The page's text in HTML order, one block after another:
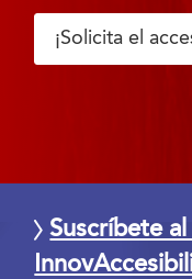
¡Solicita el
Suscríbete